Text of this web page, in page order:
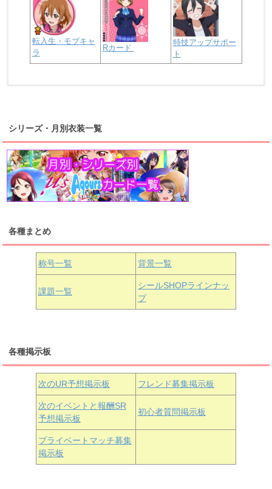
転入生・モブキャ
ラ
Rカード
特技アップサポー
ト
桜内梨子 高海千歌 渡辺曜
浦の星女学院1年生
津島善子 黒澤ルビィ
浦の星女学院3年生
黒澤ダイヤ
上原歩夢 宮下愛 優木せつ菜
虹ヶ咲学園1年生
中須かすみ 天王寺璃奈
朝香果林 近江彼方 エマ・ヴェルデ
シリーズ・月別衣装一覧
各種まとめ
称号一覧 背景一覧
課題一覧
シールSHOPラインナッ
プ
各種掲示板
次のUR予想掲示板 フレンド募集掲示板
次のイベントと報酬SR
予想掲示板
初心者質問掲示板
プライベートマッチ募集
掲示板